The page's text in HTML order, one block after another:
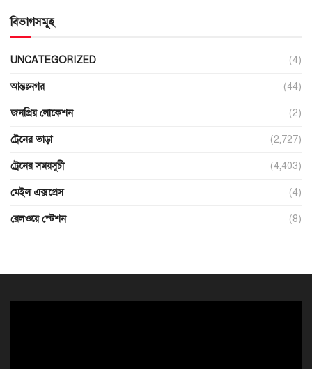
বিভাগসমূহ
UNCATEGORIZED (4)
আন্তঃনগর (44)
জনপ্রিয় লোকেশন (2)
ট্রেনের ভাড়া (2,727)
ট্রেনের সময়সূচী (4,403)
মেইল এক্সপ্রেস (4)
রেলওয়ে স্টেশন (8)